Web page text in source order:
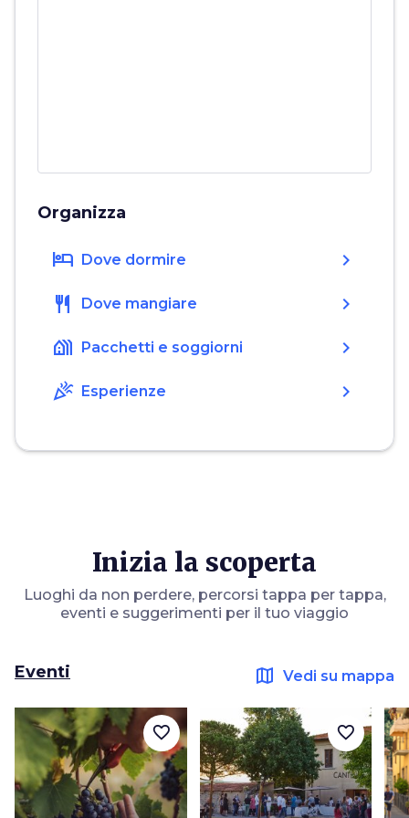
Organizza
hotel Dove dormire chevron_right
restaurant Dove mangiare chevron_right
holiday_village Pacchetti e soggiorni chevron_right
celebration Esperienze chevron_right
Inizia la scoperta
Luoghi da non perdere, percorsi tappa per tappa,
eventi e suggerimenti per il tuo viaggio
Eventi map Vedi su mappa
favorite_border favorite_border